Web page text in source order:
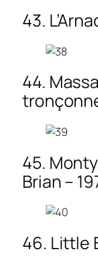
43.
44.
45.
Brian –
46. Little